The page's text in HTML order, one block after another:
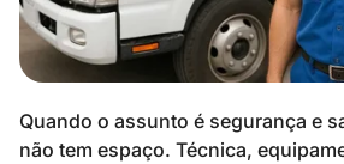
Quando o assunto é segurança e
não tem espaço. Técnica,